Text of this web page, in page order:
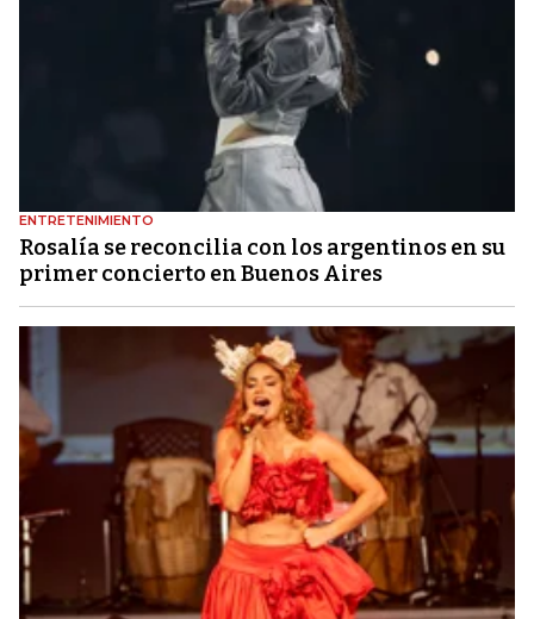
ENTRETENIMIENTO
Rosalía se reconcilia con los argentinos en su
primer concierto en Buenos Aires